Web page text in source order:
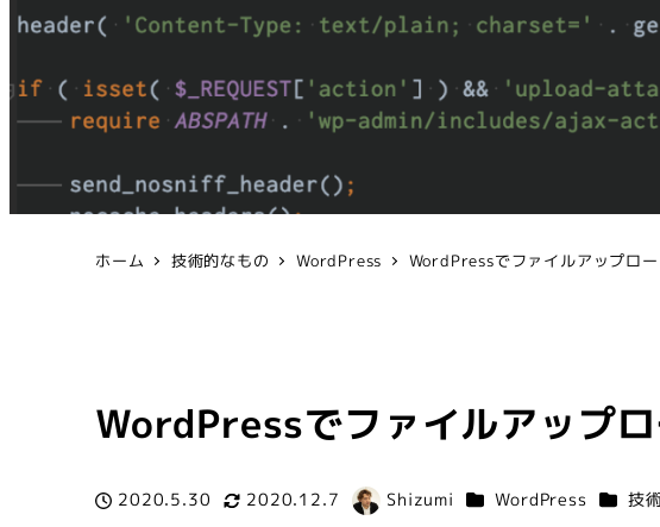
ホーム 技術的なもの WordPress WordPressでファイルアップロ
WordPressでファイルアップ
投稿日
2020.5.30
更新日
2020.12.7
著
Shizumi カテゴリー
WordPress カテゴ
技